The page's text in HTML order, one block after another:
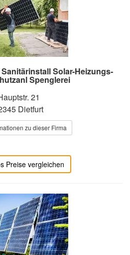
Solar-Heizungs-
Spenglerei
21
Dietfurt
zu dieser Firma
Preise vergleichen